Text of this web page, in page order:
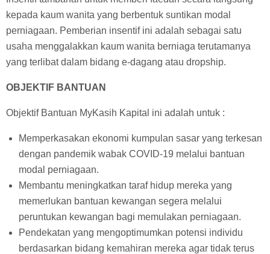
kepada kaum wanita yang berbentuk suntikan modal
perniagaan. Pemberian insentif ini adalah sebagai satu
usaha menggalakkan kaum wanita berniaga terutamanya
yang terlibat dalam bidang e-dagang atau dropship.
OBJEKTIF BANTUAN
Objektif Bantuan MyKasih Kapital ini adalah untuk :
Memperkasakan ekonomi kumpulan sasar yang terkesan
dengan pandemik wabak COVID-19 melalui bantuan
modal perniagaan.
Membantu meningkatkan taraf hidup mereka yang
memerlukan bantuan kewangan segera melalui
peruntukan kewangan bagi memulakan perniagaan.
Pendekatan yang mengoptimumkan potensi individu
berdasarkan bidang kemahiran mereka agar tidak terus